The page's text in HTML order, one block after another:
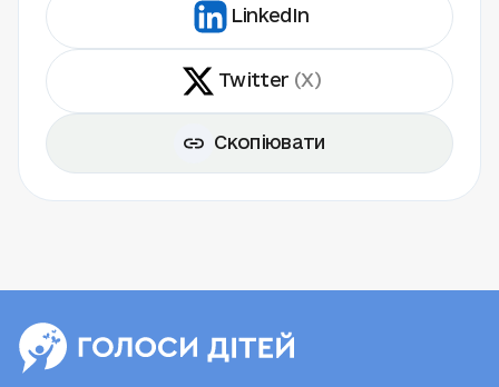
LinkedIn
Twitter (X)
Скопіювати